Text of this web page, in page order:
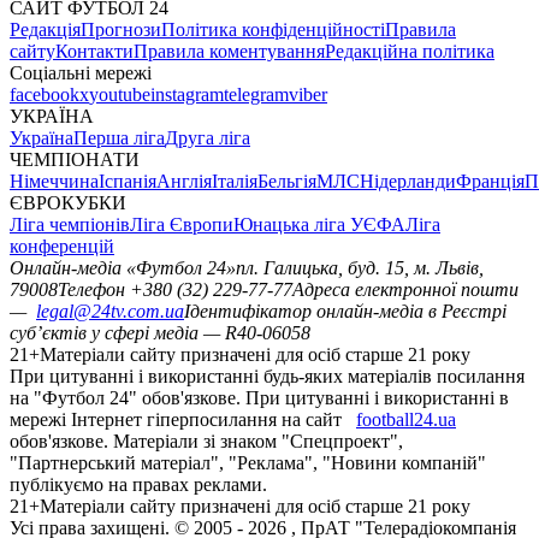
САЙТ ФУТБОЛ 24
РедакціяПрогнозиПолітика конфіденційностіПравила
сайтуКонтактиПравила коментуванняРедакційна політика
Соціальні мережі
facebookxyoutubeinstagramtelegramviber
УКРАЇНА
УкраїнаПерша лігаДруга ліга
ЧЕМПІОНАТИ
НімеччинаІспаніяАнгліяІталіяБельгіяМЛСНідерландиФранція
ЄВРОКУБКИ
Ліга чемпіонівЛіга ЄвропиЮнацька ліга УЄФАЛіга
конференцій
Онлайн-медіа «Футбол 24»пл. Галицька, буд. 15, м. Львів,
79008Телефон +380 (32) 229-77-77Адреса електронної пошти
— legal@24tv.com.uaІдентифікатор онлайн-медіа в Реєстрі
суб’єктів у сфері медіа — R40-06058
21+Матеріали сайту призначені для осіб старше 21 року
При цитуванні і використанні будь-яких матеріалів посилання
на "Футбол 24" обов'язкове. При цитуванні і використанні в
мережі Інтернет гіперпосилання на сайт
football24.ua
обов'язкове. Матеріали зі знаком "Спецпроект",
"Партнерський матеріал", "Реклама", "Новини компаній"
публікуємо на правах реклами.
21+Матеріали сайту призначені для осіб старше 21 року
Усi права захищенi. © 2005 - 2026 , ПрАТ "Телерадіокомпанія